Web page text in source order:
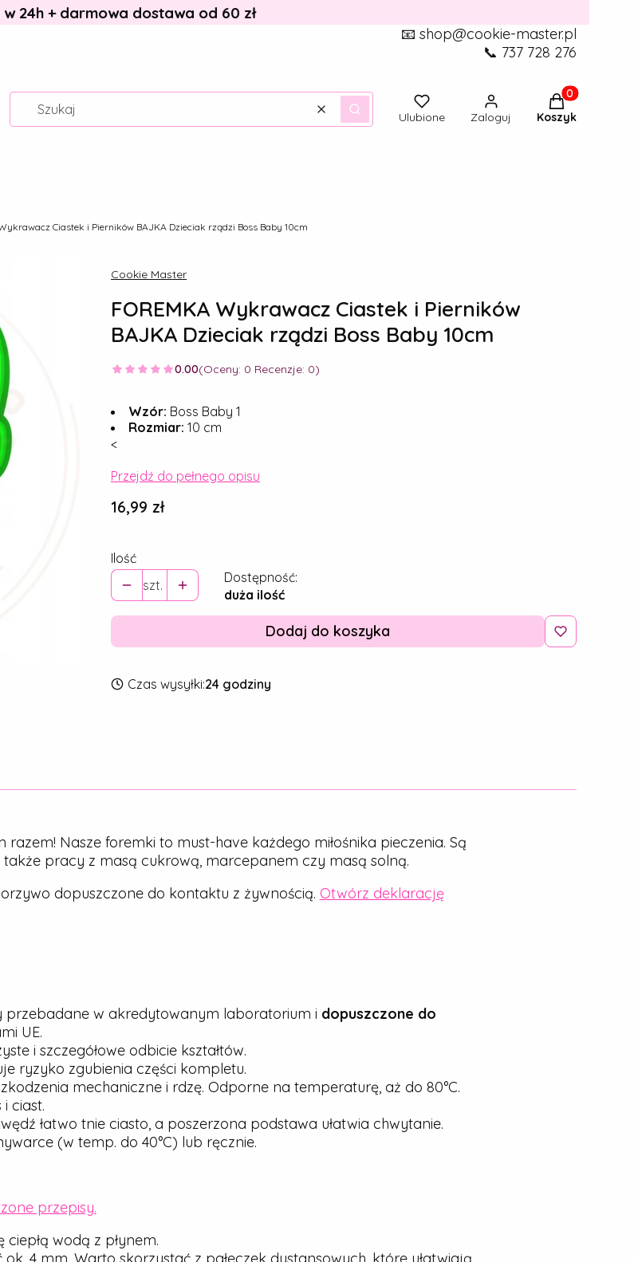
w 24h + darmowa dostawa od 60 zł
📧 shop@cookie-master.pl
📞 737 728 276
WyczyśćSzukaj Ulubione Zaloguj
Produkty w
Koszyk
Ciastek i Pierników BAJKA Dzieciak rządzi Boss Baby 10cm
Cookie Master
FOREMKA Wykrawacz Ciastek i Pierników
BAJKA Dzieciak rządzi Boss Baby 10cm
0.00(Oceny: 0 Recenzje: 0)
Wzór: Boss Baby 1
Rozmiar: 10 cm
<
Przejdź do pełnego opisu
Cena
16,99 zł
Ilość
szt.
Dostępność:
duża ilość
Dodaj do koszyka
Czas wysyłki:24 godziny
Nasze foremki to must-have każdego miłośnika pieczenia. Są
także pracy z masą cukrową, marcepanem czy masą solną.
dopuszczone do kontaktu z żywnością. Otwórz deklarację
przebadane w akredytowanym laboratorium i dopuszczone do
UE.
i szczegółowe odbicie kształtów.
ryzyko zgubienia części kompletu.
mechaniczne i rdzę. Odporne na temperaturę, aż do 80°C.
ciast.
łatwo tnie ciasto, a poszerzona podstawa ułatwia chwytanie.
(w temp. do 40°C) lub ręcznie.
przepisy.
wodą z płynem.